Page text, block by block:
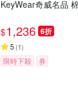
KeyWear奇威名品
$1,236 6折
5 (1)
限時下殺 券